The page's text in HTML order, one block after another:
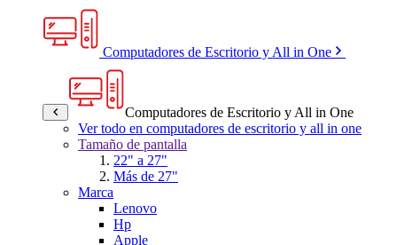
Computadores de Escritorio y All in One
Computadores de Escritorio y All in One
Ver todo en computadores de escritorio y all in one
Tamaño de pantalla
22" a 27"
Más de 27"
Marca
Lenovo
Hp
Apple